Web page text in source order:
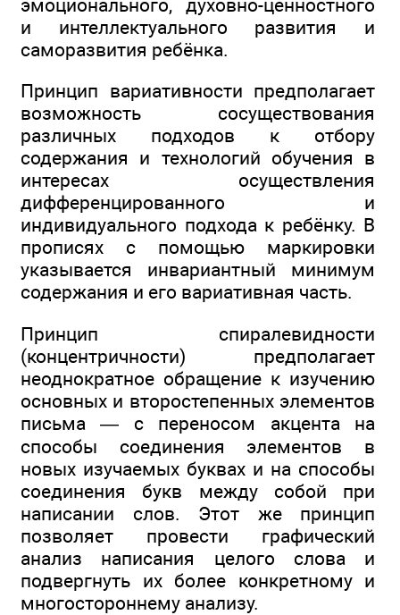
эмоционального, духовно-ценностного
и интеллектуального развития и
саморазвития ребёнка.
Принцип вариативности предполагает
возможность сосуществования
различных подходов к отбору
содержания и технологий обучения в
интересах осуществления
дифференцированного и
индивидуального подхода к ребёнку. В
прописях с помощью маркировки
указывается инвариантный минимум
содержания и его вариативная часть.
Принцип спиралевидности
(концентричности) предполагает
неоднократное обращение к изучению
основных и второстепенных элементов
письма — с переносом акцента на
способы соединения элементов в
новых изучаемых буквах и на способы
соединения букв между собой при
написании слов. Этот же принцип
позволяет провести графический
анализ написания целого слова и
подвергнуть их более конкретному и
многостороннему анализу.